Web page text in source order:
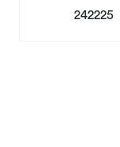
242225